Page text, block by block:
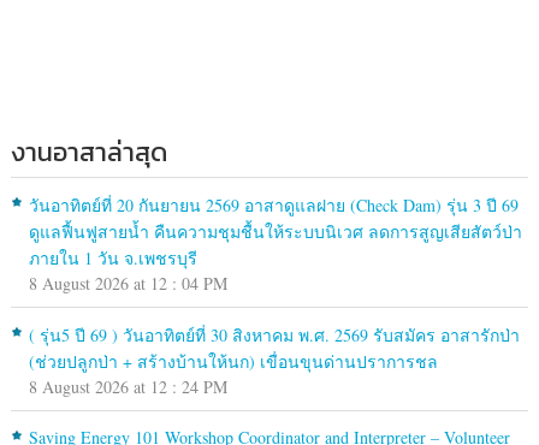
งานอาสาล่าสุด
วันอาทิตย์ที่ 20 กันยายน 2569 อาสาดูแลฝาย (Check Dam) รุ่น 3 ปี 69
ดูแลฟื้นฟูสายน้ำ คืนความชุมชื้นให้ระบบนิเวศ ลดการสูญเสียสัตว์ป่า
ภายใน 1 วัน จ.เพชรบุรี
8 August 2026 at 12 : 04 PM
( รุ่น5 ปี 69 ) วันอาทิตย์ที่ 30 สิงหาคม พ.ศ. 2569 รับสมัคร อาสารักป่า
(ช่วยปลูกป่า + สร้างบ้านให้นก) เขื่อนขุนด่านปราการชล
8 August 2026 at 12 : 24 PM
Saving Energy 101 Workshop Coordinator and Interpreter – Volunteer